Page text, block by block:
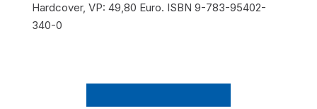
Hardcover, VP: 49,80 Euro. ISBN 9-783-95402-
340-0